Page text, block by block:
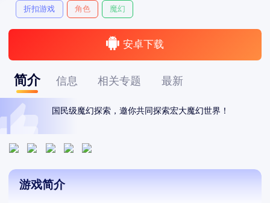
折扣游戏 角色 魔幻
安卓下载
简介 信息 相关专题 最新
国民级魔幻探索，邀你共同探索宏大魔幻世界！
游戏简介